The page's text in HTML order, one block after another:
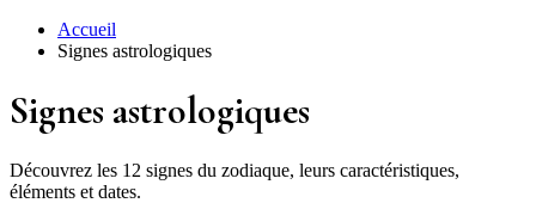
Accueil
Signes astrologiques
Signes astrologiques
Découvrez les 12 signes du zodiaque, leurs caractéristiques,
éléments et dates.